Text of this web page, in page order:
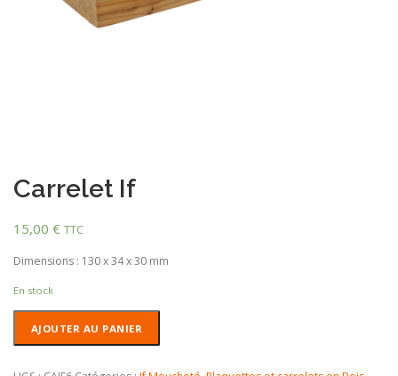
Carrelet If
15,00 € TTC
Dimensions : 130 x 34 x 30 mm
En stock
If
AJOUTER AU PANIER